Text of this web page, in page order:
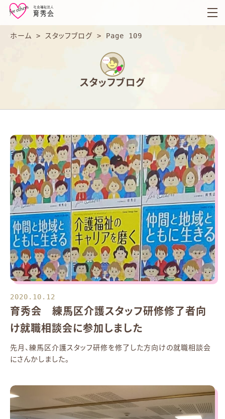
育
秀
会
ホーム > スタッフブログ > Page 109
スタッフブログ
2020.10.12
育秀会 練馬区介護スタッフ研修修了者向
け就職相談会に参加しました
先月、練馬区介護スタッフ研修を修了した方向けの就職相談会
にさんかしました。